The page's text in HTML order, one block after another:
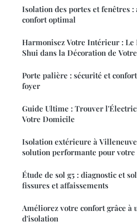
Isolation des portes et fenêtres :
confort optimal
Harmonisez Votre Intérieur : Le
Shui dans la Décoration de
Porte palière : sécurité et
foyer
Guide Ultime : Trouver
Votre Domicile
Isolation extérieure à
solution performante pour
Étude de sol g5 : diagnostic et
fissures et affaissements
Améliorez votre confort grâce à
d'isolation